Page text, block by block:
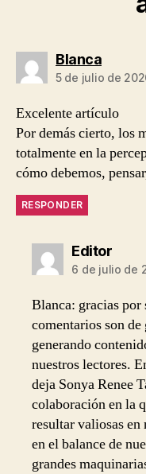
Blancadice:
5 de julio de
Excelente artículo
Por demás cierto, los
totalmente en la
cómo debemos,
RESPONDER
Editordice:
6 de julio de
Blanca: gracias por
comentarios son
generando
nuestros lectores.
deja Sonya Renee
colaboración en la
resultar valiosas
en el balance de
grandes